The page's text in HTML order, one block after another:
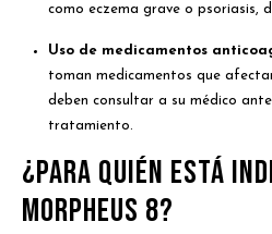
como eczema grave o psoriasis,
Uso de medicamentos
toman medicamentos que
deben consultar a su médico
tratamiento.
¿Para quién está
Morpheus 8?